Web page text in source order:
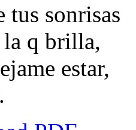
tus sonrisas
la q brilla,
estar,